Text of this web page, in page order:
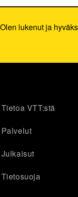
Olen lukenut ja
Tietoa VTT:stä
Palvelut
Julkaisut
Tietosuoja